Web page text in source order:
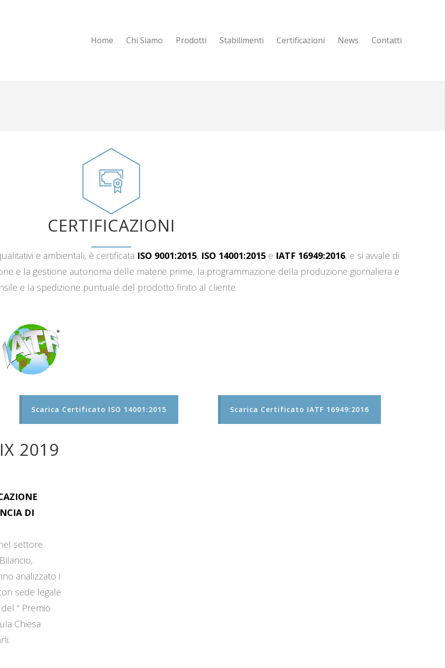
Home Chi Siamo Prodotti Stabilimenti Certificazioni News Contatti
CERTIFICAZIONI
e ambientali, è certificata ISO 9001:2015, ISO 14001:2015 e IATF 16949:2016, e si avvale di
e la gestione autonoma delle materie prime, la programmazione della produzione giornaliera e
e la spedizione puntuale del prodotto finito al cliente.
Scarica Certificato ISO 14001:2015 Scarica Certificato IATF 16949:2016
2019
DI
settore
analizzato i
sede legale
“ Premio
Chiesa